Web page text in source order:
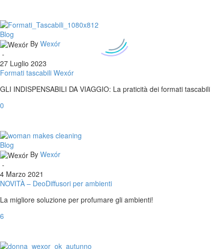
Formati
tascabili
Blog
By Wexór
-
27 Luglio 2023
Formati tascabili Wexór
GLI INDISPENSABILI DA VIAGGIO: La praticità dei formati tascabili
0
NOVITÀ
–
per
ambienti
Blog
By Wexór
-
4 Marzo 2021
NOVITÀ – DeoDiffusori per ambienti
La migliore soluzione per profumare gli ambienti!
6